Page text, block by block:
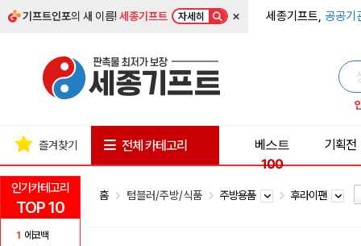
기프트인포의 새 이름!세종기프트 자세히 × 세종기프트, 공공기
인기카테고리
TOP 10
1 에코백
즐겨찾기 전체 카테고리
베스트
100
기획전
홈 텀블러/주방/식품 주방용품 후라이팬